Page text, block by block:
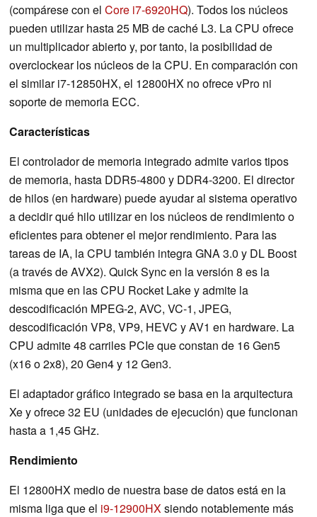
(compárese con el Core i7-6920HQ). Todos los núcleos
pueden utilizar hasta 25 MB de caché L3. La CPU ofrece
un multiplicador abierto y, por tanto, la posibilidad de
overclockear los núcleos de la CPU. En comparación con
el similar i7-12850HX, el 12800HX no ofrece vPro ni
soporte de memoria ECC.
Características
El controlador de memoria integrado admite varios tipos
de memoria, hasta DDR5-4800 y DDR4-3200. El director
de hilos (en hardware) puede ayudar al sistema operativo
a decidir qué hilo utilizar en los núcleos de rendimiento o
eficientes para obtener el mejor rendimiento. Para las
tareas de IA, la CPU también integra GNA 3.0 y DL Boost
(a través de AVX2). Quick Sync en la versión 8 es la
misma que en las CPU Rocket Lake y admite la
descodificación MPEG-2, AVC, VC-1, JPEG,
descodificación VP8, VP9, HEVC y AV1 en hardware. La
CPU admite 48 carriles PCIe que constan de 16 Gen5
(x16 o 2x8), 20 Gen4 y 12 Gen3.
El adaptador gráfico integrado se basa en la arquitectura
Xe y ofrece 32 EU (unidades de ejecución) que funcionan
hasta a 1,45 GHz.
Rendimiento
El 12800HX medio de nuestra base de datos está en la
misma liga que el i9-12900HXsiendo notablemente más